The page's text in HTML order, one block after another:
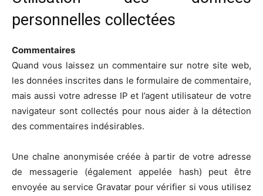
personnelles collectées
Commentaires
Quand vous laissez un commentaire sur notre site web,
les données inscrites dans le formulaire de commentaire,
mais aussi votre adresse IP et l’agent utilisateur de votre
navigateur sont collectés pour nous aider à la détection
des commentaires indésirables.
Une chaîne anonymisée créée à partir de votre adresse
de messagerie (également appelée hash) peut être
envoyée au service Gravatar pour vérifier si vous utilisez